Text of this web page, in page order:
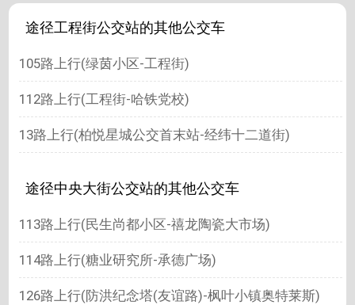
途径工程街公交站的其他公交车
105路上行(绿茵小区-工程街)
112路上行(工程街-哈铁党校)
13路上行(柏悦星城公交首末站-经纬十二道街)
途径中央大街公交站的其他公交车
113路上行(民生尚都小区-禧龙陶瓷大市场)
114路上行(糖业研究所-承德广场)
126路上行(防洪纪念塔(友谊路)-枫叶小镇奥特莱斯)